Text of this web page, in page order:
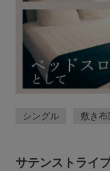
シングル 敷き布
サテンストライ